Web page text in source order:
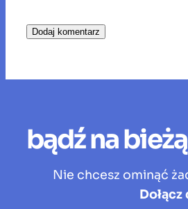
bądź na
Nie chcesz ominąć